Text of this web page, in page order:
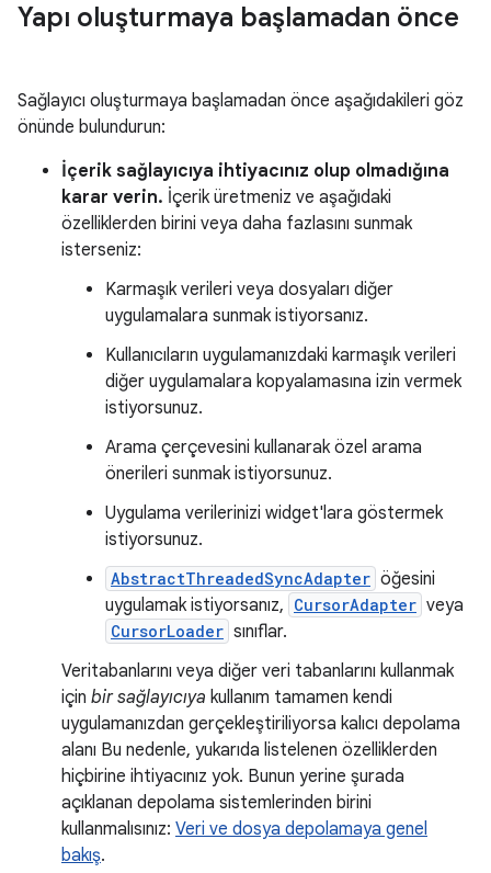
Yapı oluşturmaya başlamadan önce
Sağlayıcı oluşturmaya başlamadan önce aşağıdakileri göz
önünde bulundurun:
İçerik sağlayıcıya ihtiyacınız olup olmadığına
karar verin. İçerik üretmeniz ve aşağıdaki
özelliklerden birini veya daha fazlasını sunmak
isterseniz:
Karmaşık verileri veya dosyaları diğer
uygulamalara sunmak istiyorsanız.
Kullanıcıların uygulamanızdaki karmaşık verileri
diğer uygulamalara kopyalamasına izin vermek
istiyorsunuz.
Arama çerçevesini kullanarak özel arama
önerileri sunmak istiyorsunuz.
Uygulama verilerinizi widget'lara göstermek
istiyorsunuz.
AbstractThreadedSyncAdapter öğesini
uygulamak istiyorsanız, CursorAdapter veya
CursorLoader sınıflar.
Veritabanlarını veya diğer veri tabanlarını kullanmak
için bir sağlayıcıya kullanım tamamen kendi
uygulamanızdan gerçekleştiriliyorsa kalıcı depolama
alanı Bu nedenle, yukarıda listelenen özelliklerden
hiçbirine ihtiyacınız yok. Bunun yerine şurada
açıklanan depolama sistemlerinden birini
kullanmalısınız: Veri ve dosya depolamaya genel
bakış.